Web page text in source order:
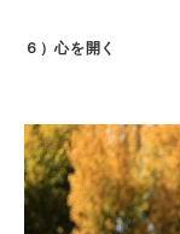
６）心を開く